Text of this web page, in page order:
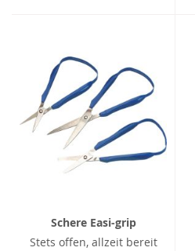
Schere Easi-grip
Stets offen, allzeit bereit